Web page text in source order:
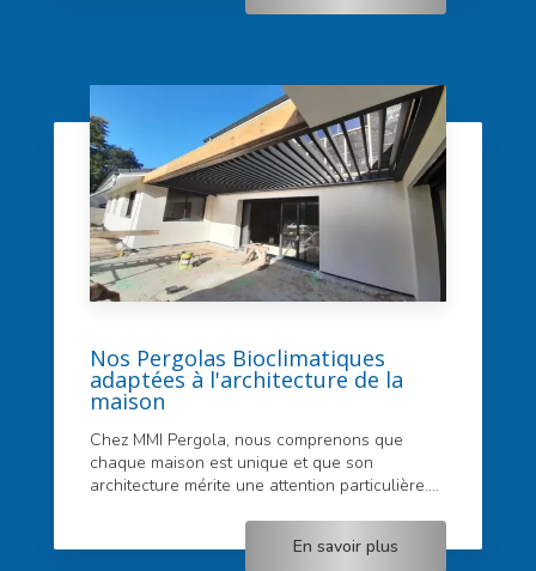
Nos Pergolas Bioclimatiques
adaptées à l'architecture de la
maison
Chez MMI Pergola, nous comprenons que
chaque maison est unique et que son
architecture mérite une attention particulière....
En savoir plus